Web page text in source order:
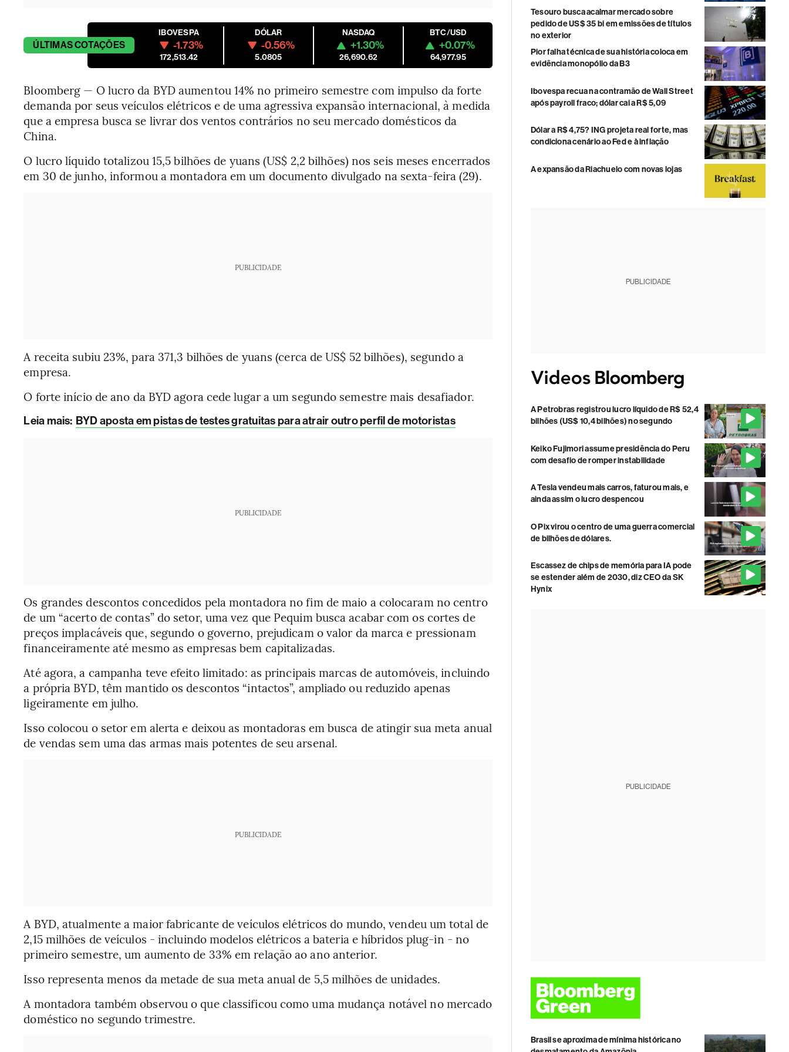
ÚLTIMASCOTAÇÕES
IBOVESPA
-1.73%
172,513.42
DÓLAR
-0.56%
5.0805
NASDAQ
+1.30%
26,690.62
BTC/USD
+0.07%
64,977.95
Bloomberg — O lucro da BYD aumentou 14% no primeiro semestre com impulso da forte
demanda por seus veículos elétricos e de uma agressiva expansão internacional, à medida
que a empresa busca se livrar dos ventos contrários no seu mercado domésticos da
China.
O lucro líquido totalizou 15,5 bilhões de yuans (US$ 2,2 bilhões) nos seis meses encerrados
em 30 de junho, informou a montadora em um documento divulgado na sexta-feira (29).
PUBLICIDADE
A receita subiu 23%, para 371,3 bilhões de yuans (cerca de US$ 52 bilhões), segundo a
empresa.
O forte início de ano da BYD agora cede lugar a um segundo semestre mais desafiador.
Leia mais: BYD aposta em pistas de testes gratuitas para atrair outro perfil de motoristas
PUBLICIDADE
Os grandes descontos concedidos pela montadora no fim de maio a colocaram no centro
de um “acerto de contas” do setor, uma vez que Pequim busca acabar com os cortes de
preços implacáveis que, segundo o governo, prejudicam o valor da marca e pressionam
financeiramente até mesmo as empresas bem capitalizadas.
Até agora, a campanha teve efeito limitado: as principais marcas de automóveis, incluindo
a própria BYD, têm mantido os descontos “intactos”, ampliado ou reduzido apenas
ligeiramente em julho.
Isso colocou o setor em alerta e deixou as montadoras em busca de atingir sua meta anual
de vendas sem uma das armas mais potentes de seu arsenal.
PUBLICIDADE
A BYD, atualmente a maior fabricante de veículos elétricos do mundo, vendeu um total de
2,15 milhões de veículos - incluindo modelos elétricos a bateria e híbridos plug-in - no
primeiro semestre, um aumento de 33% em relação ao ano anterior.
Isso representa menos da metade de sua meta anual de 5,5 milhões de unidades.
A montadora também observou o que classificou como uma mudança notável no mercado
doméstico no segundo trimestre.
Tesouro busca acalmar mercado sobre
pedido de US$ 35 bi em emissões de títulos
no exterior
Pior falha técnica de sua história coloca em
evidência monopólio da B3
Ibovespa recua na contramão de Wall Street
após payroll fraco; dólar cai a R$ 5,09
Dólar a R$ 4,75? ING projeta real forte, mas
condiciona cenário ao Fed e à inflação
A expansão da Riachuelo com novas lojas
PUBLICIDADE
A Petrobras registrou lucro líquido de R$ 52,4
bilhões (US$ 10,4 bilhões) no segundo
Keiko Fujimori assume presidência do Peru
com desafio de romper instabilidade
A Tesla vendeu mais carros, faturou mais, e
ainda assim o lucro despencou
O Pix virou o centro de uma guerra comercial
de bilhões de dólares.
Escassez de chips de memória para IA pode
se estender além de 2030, diz CEO da SK
Hynix
PUBLICIDADE
Brasil se aproxima de mínima histórica no